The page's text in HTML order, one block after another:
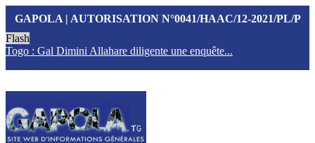
GAPOLA | AUTORISATION N°0041/HAAC/12-2021/PL/P
Flash
Togo : Gal Dimini Allahare diligente une enquête...